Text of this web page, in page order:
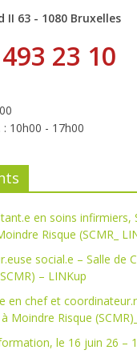
II 63 - 1080 Bruxelles
23 10
: 10h00 - 17h00
en soins infirmiers,
Risque (SCMR_
social.e – Salle de
– LINKup
en chef et
Moindre Risque
le 16 juin 26 –